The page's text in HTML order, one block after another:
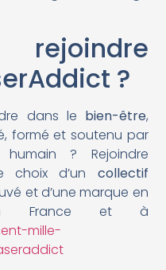
?
dans le bien-être,
formé et soutenu par
? Rejoindre
choix d’un collectif
et d’une marque en
France et à
mille-